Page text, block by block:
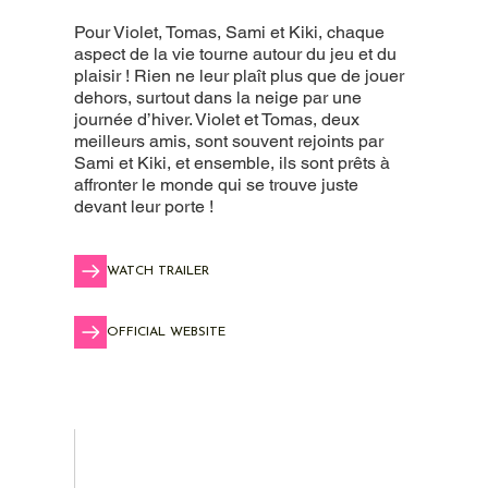
Pour Violet, Tomas, Sami et Kiki, chaque
aspect de la vie tourne autour du jeu et du
plaisir ! Rien ne leur plaît plus que de jouer
dehors, surtout dans la neige par une
journée d’hiver. Violet et Tomas, deux
meilleurs amis, sont souvent rejoints par
Sami et Kiki, et ensemble, ils sont prêts à
affronter le monde qui se trouve juste
devant leur porte !
WATCH TRAILER
OFFICIAL WEBSITE